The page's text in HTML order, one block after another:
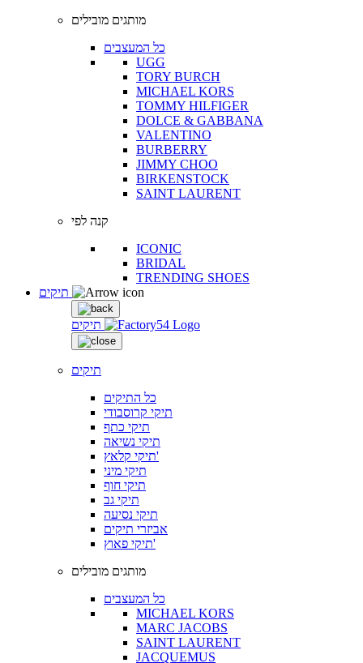
מותגים מובילים
כל המעצבים
UGG
TORY BURCH
MICHAEL KORS
TOMMY HILFIGER
DOLCE & GABBANA
VALENTINO
BURBERRY
JIMMY CHOO
BIRKENSTOCK
SAINT LAURENT
קנה לפי
ICONIC
BRIDAL
TRENDING SHOES
תיקים
תיקים
כל התיקים
תיקי קרוסבודי
תיקי כתף
תיקי נשיאה
תיקי קלאץ'
תיקי מיני
תיקי חוף
תיקי גב
תיקי נסיעה
אביזרי תיקים
תיקי פאוץ'
מותגים מובילים
כל המעצבים
MICHAEL KORS
MARC JACOBS
SAINT LAURENT
JACQUEMUS